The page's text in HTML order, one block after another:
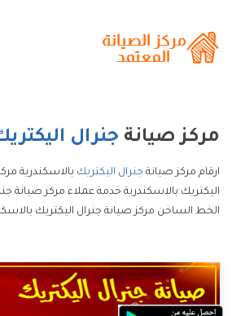
مركز صيانة جنرال
ارقام مركز صيانة جنرال اليكتريك بالاسكندرية
اليكتريك بالاسكندرية خدمة عملاء مركز صيانة
الخط الساخن مركز صيانة جنرال اليكتريك